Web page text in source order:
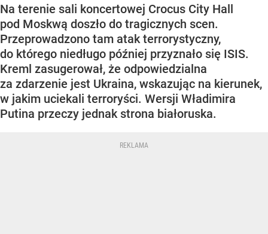
Na terenie sali koncertowej Crocus City Hall
pod Moskwą doszło do tragicznych scen.
Przeprowadzono tam atak terrorystyczny,
do którego niedługo później przyznało się ISIS.
Kreml zasugerował, że odpowiedzialna
za zdarzenie jest Ukraina, wskazując na kierunek,
w jakim uciekali terroryści. Wersji Władimira
Putina przeczy jednak strona białoruska.